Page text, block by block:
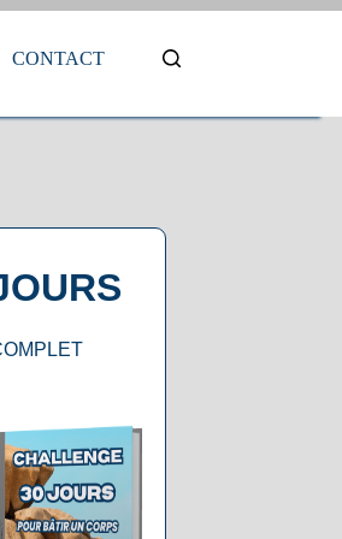
CONTACT